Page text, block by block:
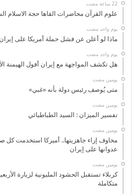
علوم القرآن محاضرات القاها حجة الاسلام
‏يوم واحد مضت
ماذا لو أعلن عن فشل حملة أمريكا على
‏يوم واحد مضت
هل تكشف المواجهة مع إيران أفول الهيمنة
‏يومين مضت
متى يُوصف رئيس دولة بأنه «غبي»
‏يومين مضت
تفسير الميزان : السيد الطباطبائي
‏يومين مضت
مخاوف إزاء جاهزيتها.. أميركا استخدمت كل
عدوانها على إيران
‏يومين مضت
كربلاء تستقبل الحشود المليونية لزيارة
متكاملة